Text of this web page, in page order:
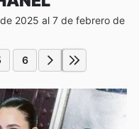
2025 al 7 de febrero de
6